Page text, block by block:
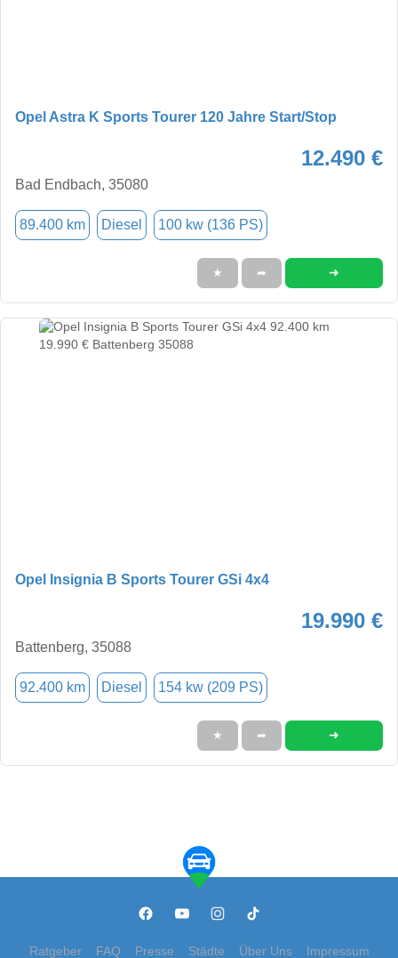
Opel Astra K Sports Tourer 120 Jahre Start/Stop
12.490 €
Bad Endbach, 35080
89.400 km Diesel 100 kw (136 PS)
★ ➦ ➜
Opel Insignia B Sports Tourer GSi 4x4
19.990 €
Battenberg, 35088
92.400 km Diesel 154 kw (209 PS)
★ ➦ ➜
Ratgeber FAQ Presse Städte Über Uns Impressum